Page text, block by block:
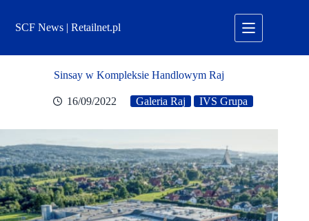
treściSCF News | Retailnet.pl
Sinsay w Kompleksie Handlowym Raj
16/09/2022 Galeria Raj IVS Grupa